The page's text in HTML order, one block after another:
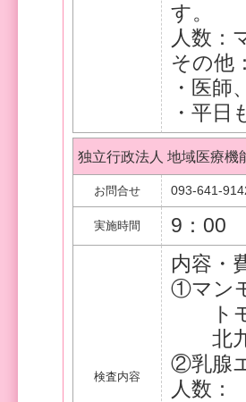
す。
人数
その他：
・医
・平日
独立行政法人 地域医療
お問合せ 093-641-
実施時間 9：00
検査内容
内容・
①マン
トモ
北
②乳腺
人数：